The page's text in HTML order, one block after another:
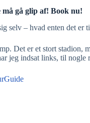
må gå glip af! Book nu!
selv – hvad enten det
Det er et stort
jeg indsat links, til